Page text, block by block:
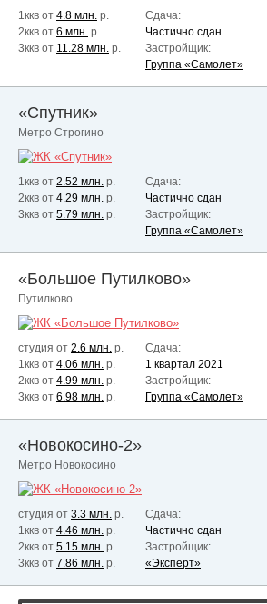
1ккв от 4.8 млн. р.
2ккв от 6 млн. р.
3ккв от 11.28 млн. р.
Сдача:
Частично сдан
Застройщик:
Группа «Самолет»
«Спутник»
Метро Строгино
1ккв от 2.52 млн. р.
2ккв от 4.29 млн. р.
3ккв от 5.79 млн. р.
Сдача:
Частично сдан
Застройщик:
Группа «Самолет»
«Большое Путилково»
Путилково
студия от 2.6 млн. р.
1ккв от 4.06 млн. р.
2ккв от 4.99 млн. р.
3ккв от 6.98 млн. р.
Сдача:
1 квартал 2021
Застройщик:
Группа «Самолет»
«Новокосино-2»
Метро Новокосино
студия от 3.3 млн. р.
1ккв от 4.46 млн. р.
2ккв от 5.15 млн. р.
3ккв от 7.86 млн. р.
Сдача:
Частично сдан
Застройщик:
«Эксперт»